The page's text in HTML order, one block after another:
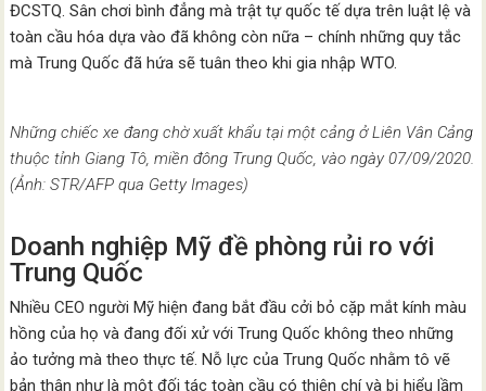
ĐCSTQ. Sân chơi bình đẳng mà trật tự quốc tế dựa trên luật lệ và
toàn cầu hóa dựa vào đã không còn nữa – chính những quy tắc
mà Trung Quốc đã hứa sẽ tuân theo khi gia nhập WTO.
Những chiếc xe đang chờ xuất khẩu tại một cảng ở Liên Vân Cảng
thuộc tỉnh Giang Tô, miền đông Trung Quốc, vào ngày 07/09/2020.
(Ảnh: STR/AFP qua Getty Images)
Doanh nghiệp Mỹ đề phòng rủi ro với
Trung Quốc
Nhiều CEO người Mỹ hiện đang bắt đầu cởi bỏ cặp mắt kính màu
hồng của họ và đang đối xử với Trung Quốc không theo những
ảo tưởng mà theo thực tế. Nỗ lực của Trung Quốc nhằm tô vẽ
bản thân như là một đối tác toàn cầu có thiện chí và bị hiểu lầm